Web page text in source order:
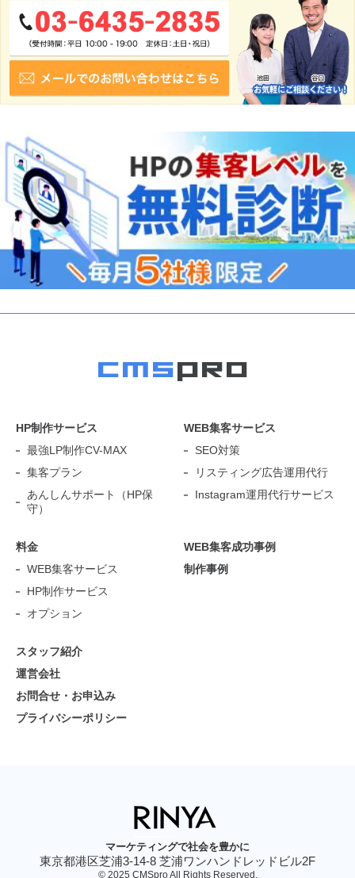
HP制作サービス
最強LP制作CV-MAX
集客プラン
あんしんサポート（HP保
守）
WEB集客サービス
SEO対策
リスティング広告運用代行
Instagram運用代行サービス
料金
WEB集客サービス
HP制作サービス
オプション
WEB集客成功事例
制作事例
スタッフ紹介
運営会社
お問合せ・お申込み
プライバシーポリシー
マーケティングで社会を豊かに
東京都港区芝浦3-14-8 芝浦ワンハンドレッドビル2F
© 2025 CMSpro All Rights Reserved.